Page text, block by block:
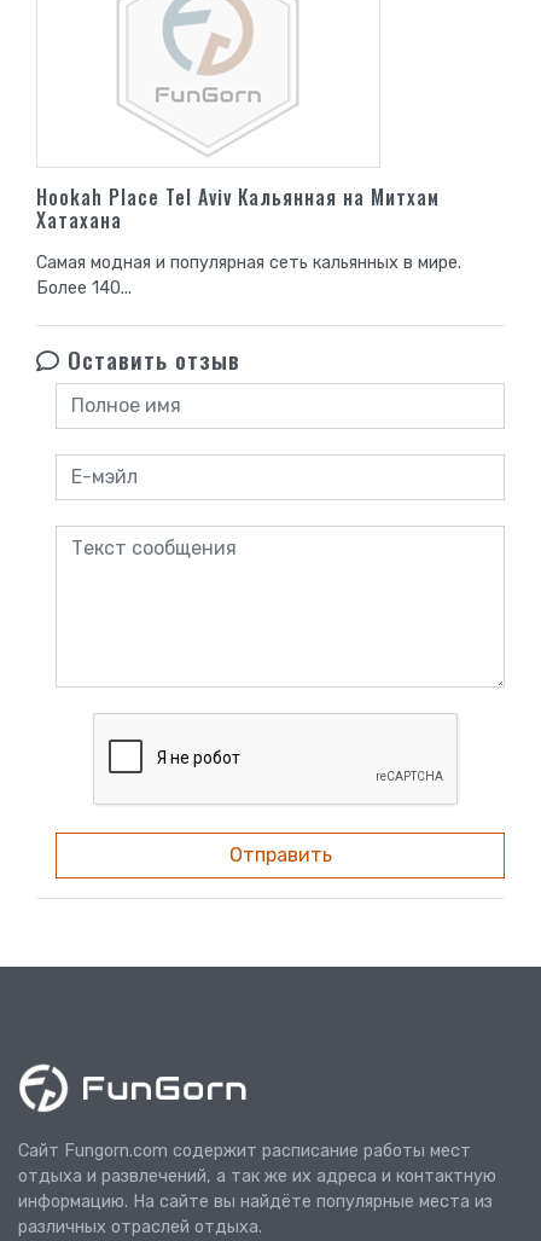
Hookah Place Tel Aviv Кальянная на Митхам
Хатахана
Самая модная и популярная сеть кальянных в мире.
Более 140...
Оставить отзыв
Отправить
Сайт Fungorn.com содержит расписание работы мест
отдыха и развлечений, а так же их адреса и контактную
информацию. На сайте вы найдёте популярные места из
различных отраслей отдыха.